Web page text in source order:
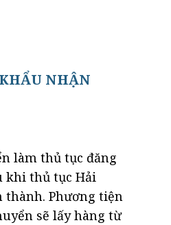
NHẬN
làm thủ tục đăng
khi thủ tục Hải
thành. Phương tiện
sẽ lấy hàng từ